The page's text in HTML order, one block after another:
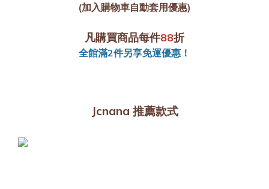
(加入購物車自動套用優惠)
凡購買商品每件88折
全館滿2件另享免運優惠！
Jcnana 推薦款式